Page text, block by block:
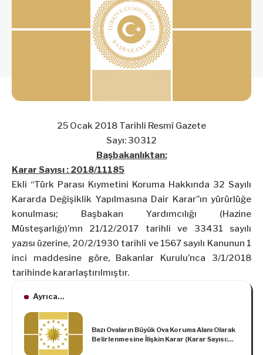
25 Ocak 2018 Tarihli Resmî Gazete
Sayı: 30312
Başbakanlıktan:
Karar Sayısı : 2018/11185
Ekli “Türk Parası Kıymetini Koruma Hakkında 32 Sayılı
Kararda Değişiklik Yapılmasına Dair Karar”ın yürürlüğe
konulması; Başbakan Yardımcılığı (Hazine
Müsteşarlığı)’mn 21/12/2017 tarihli ve 33431 sayılı
yazısı üzerine, 20/2/1930 tarihli ve 1567 sayılı Kanunun 1
inci maddesine göre, Bakanlar Kurulu’nca 3/1/2018
tarihinde kararlaştırılmıştır.
Ayrıca...
Bazı Ovaların Büyük Ova Koruma Alanı Olarak
Belirlenmesine İlişkin Karar (Karar Sayısı: